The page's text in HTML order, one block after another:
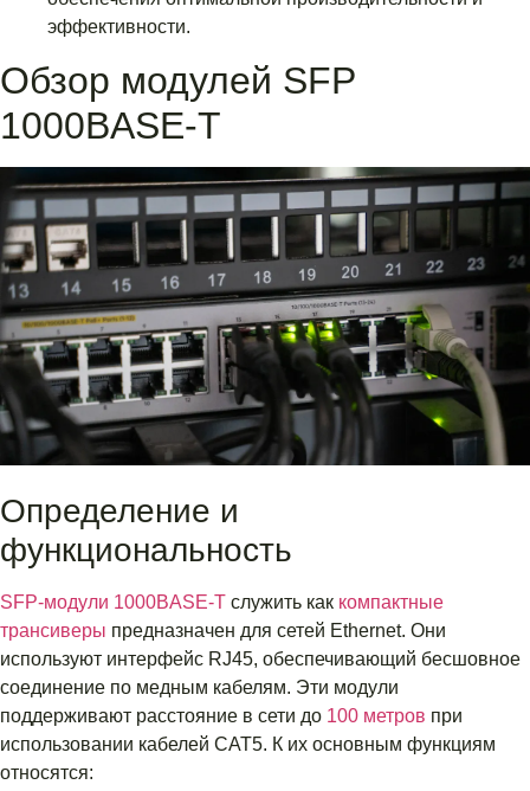
эффективности.
Обзор модулей SFP
1000BASE-T
Определение и
функциональность
SFP-модули 1000BASE-T служить как компактные
трансиверы предназначен для сетей Ethernet. Они
используют интерфейс RJ45, обеспечивающий бесшовное
соединение по медным кабелям. Эти модули
поддерживают расстояние в сети до 100 метров при
использовании кабелей CAT5. К их основным функциям
относятся: